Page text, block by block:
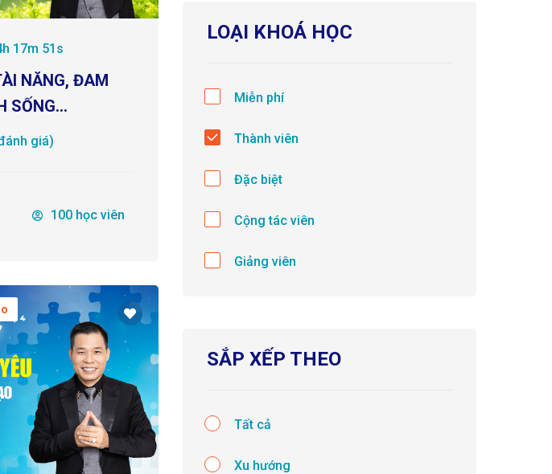
LOẠI KHOÁ HỌC
Miễn phí
Thành viên
Đặc biệt
Cộng tác viên
Giảng viên
SẮP XẾP THEO
Tất cả
Xu hướng
17m 51s
NĂNG, ĐAM
SỐNG
giá)
100 học viên